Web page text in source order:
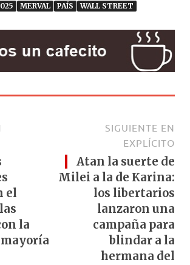
MERVAL PAÍS WALL STREET
el
la
SIGUIENTE EN
EXPLÍCITO
Atan la suerte de
Milei a la de Karina:
los libertarios
lanzaron una
campaña para
blindar a la
hermana del